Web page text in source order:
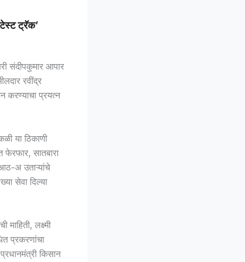
ट्रॅक’
संदीपकुमार आपार
रवींद्र
करण्याचा प्रयत्न
या ठिकाणी
फेरफार, सातबारा
अ उताऱ्यांचे
सेवा दिल्या
लक्ष्मी
प्रकरणांचा
किसान